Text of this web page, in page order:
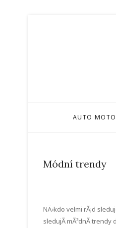
AUTO MOTO
Módní trendy
NÄ›kdo velmi rÃ¡d
sledujÃ­ mÃ³dnÃ­ trendy